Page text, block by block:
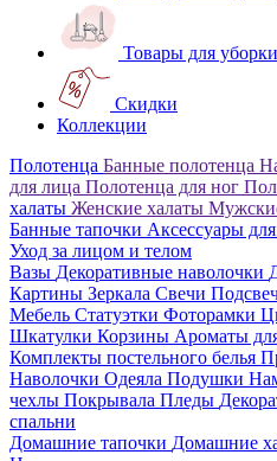
Товары для уборки
Скидки
Коллекции
Полотенца Банные полотенца
для лица Полотенца для ног
халаты Женские халаты
Банные тапочки Аксессуары
Уход за лицом и телом
Вазы Декоративные наволочки
Картины Зеркала Свечи
Мебель Статуэтки Фоторамки
Шкатулки Корзины Ароматы
Комплекты постельного белья
Наволочки Одеяла Подушки
чехлы Покрывала Пледы
спальни
Домашние тапочки Домашние